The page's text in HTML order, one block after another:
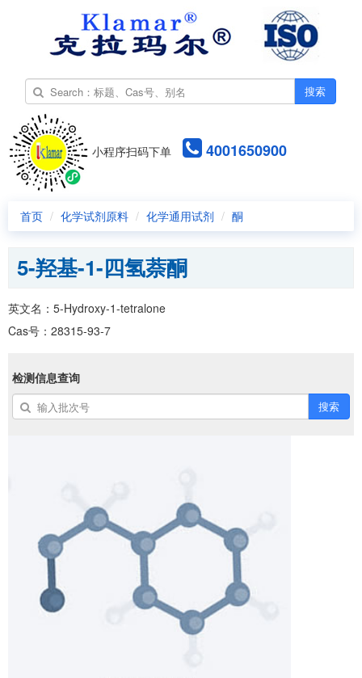
搜索
小程序扫码下单 4001650900
首页 化学试剂原料 化学通用试剂 酮
5-羟基-1-四氢萘酮
英文名：5-Hydroxy-1-tetralone
Cas号：28315-93-7
检测信息查询
搜索